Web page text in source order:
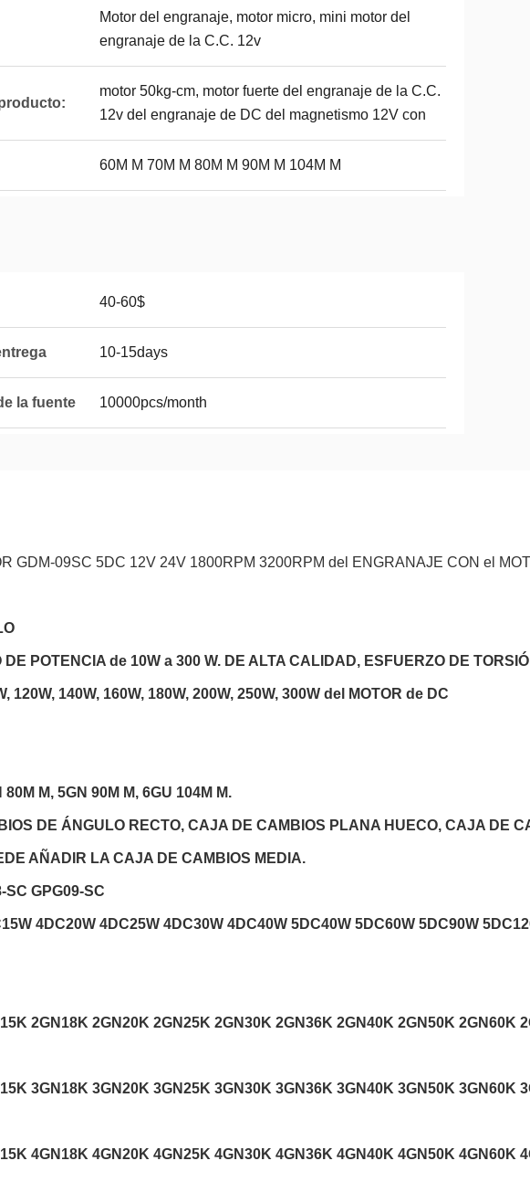
Motor del engranaje, motor micro, mini motor del
engranaje de la C.C. 12v
motor 50kg-cm, motor fuerte del engranaje de la C.C.
12v del engranaje de DC del magnetismo 12V con
60M M 70M M 80M M 90M M 104M M
40-60$
10-15days
la fuente 10000pcs/month
GDM-09SC 5DC 12V 24V 1800RPM 3200RPM del ENGRANAJE CON el
POTENCIA de 10W a 300 W. DE ALTA CALIDAD, ESFUERZO DE
120W, 140W, 160W, 180W, 200W, 250W, 300W del MOTOR de DC
M, 5GN 90M M, 6GU 104M M.
DE ÁNGULO RECTO, CAJA DE CAMBIOS PLANA HUECO, CAJA DE
AÑADIR LA CAJA DE CAMBIOS MEDIA.
SC GPG09-SC
4DC20W 4DC25W 4DC30W 4DC40W 5DC40W 5DC60W 5DC90W
2GN18K 2GN20K 2GN25K 2GN30K 2GN36K 2GN40K 2GN50K 2GN60K
3GN18K 3GN20K 3GN25K 3GN30K 3GN36K 3GN40K 3GN50K 3GN60K
4GN18K 4GN20K 4GN25K 4GN30K 4GN36K 4GN40K 4GN50K 4GN60K